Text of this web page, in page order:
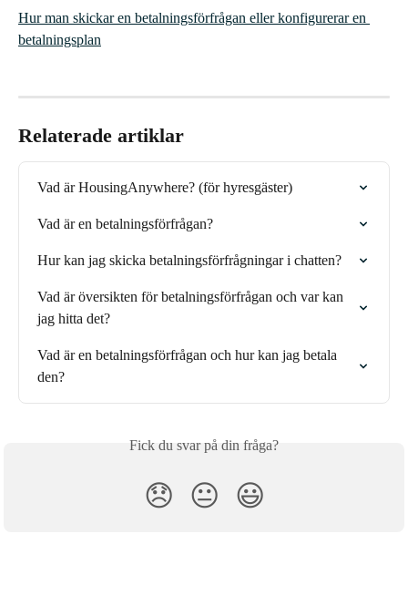
Hur man skickar en betalningsförfrågan eller konfigurerar en
betalningsplan
Relaterade artiklar
Vad är HousingAnywhere? (för hyresgäster)
Vad är en betalningsförfrågan?
Hur kan jag skicka betalningsförfrågningar i chatten?
Vad är översikten för betalningsförfrågan och var kan
jag hitta det?
Vad är en betalningsförfrågan och hur kan jag betala
den?
Fick du svar på din fråga?
😞 😐 😃